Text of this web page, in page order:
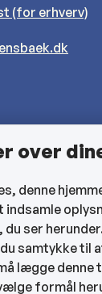
(for erhverv)
over
denne
ser
samtykke til
lægge denne
formål